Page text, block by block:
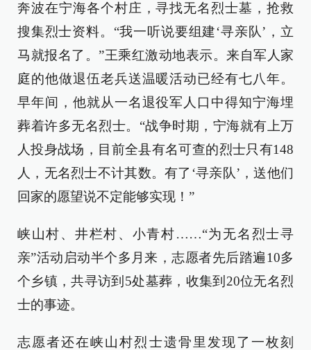
奔波在宁海各个村庄，寻找无名烈士墓，抢救
搜集烈士资料。“我一听说要组建‘寻亲队’，立
马就报名了。”王乘红激动地表示。来自军人家
庭的他做退伍老兵送温暖活动已经有七八年。
早年间，他就从一名退役军人口中得知宁海埋
葬着许多无名烈士。“战争时期，宁海就有上万
人投身战场，目前全县有名可查的烈士只有148
人，无名烈士不计其数。有了‘寻亲队’，送他们
回家的愿望说不定能够实现！”
峡山村、井栏村、小青村……“为无名烈士寻
亲”活动启动半个多月来，志愿者先后踏遍10多
个乡镇，共寻访到5处墓葬，收集到20位无名烈
士的事迹。
志愿者还在峡山村烈士遗骨里发现了一枚刻